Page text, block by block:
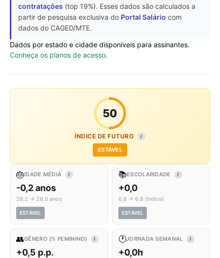
contratações (top 19%). Esses dados são calculados a
partir de pesquisa exclusiva do Portal Salário com
dados do CAGED/MTE.
Dados por estado e cidade disponíveis para assinantes.
Conheça os planos de acesso.
50
ÍNDICE DE FUTURO I
ESTÁVEL
🎂IDADE MÉDIA I
-0,2 anos
28,2 → 28,0 anos
ESTÁVEL
📚ESCOLARIDADE I
+0,0
6,8 → 6,8 (índice)
ESTÁVEL
👥GÊNERO (% FEMININO) I
+0,5 p.p.
🕐JORNADA SEMANAL I
+0,0h